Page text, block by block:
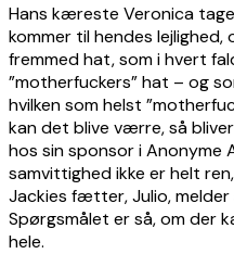
Hans kæreste Veronica
kommer til hendes lejlighed,
fremmed hat, som i hvert
”motherfuckers” hat – og
hvilken som helst
kan det blive værre, så
hos sin sponsor i Anonyme
samvittighed ikke er helt
Jackies fætter, Julio, melder
Spørgsmålet er så, om der
hele.